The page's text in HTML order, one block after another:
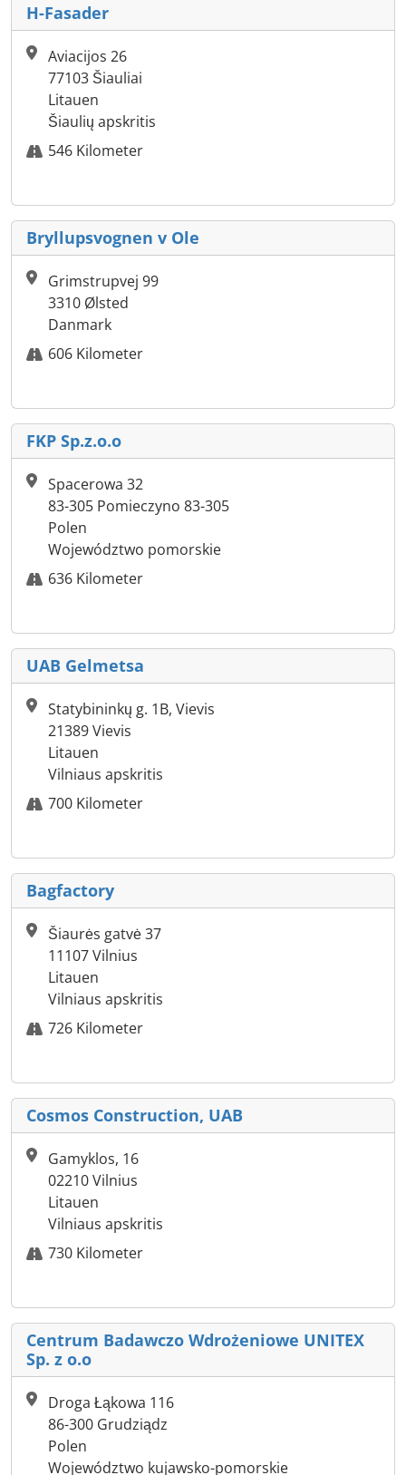
H-Fasader
Aviacijos 26
77103 Šiauliai
Litauen
Šiaulių apskritis
546 Kilometer
Bryllupsvognen v Ole
Grimstrupvej 99
3310 Ølsted
Danmark
606 Kilometer
FKP Sp.z.o.o
Spacerowa 32
83-305 Pomieczyno 83-305
Polen
Województwo pomorskie
636 Kilometer
UAB Gelmetsa
Statybininkų g. 1B, Vievis
21389 Vievis
Litauen
Vilniaus apskritis
700 Kilometer
Bagfactory
Šiaurės gatvė 37
11107 Vilnius
Litauen
Vilniaus apskritis
726 Kilometer
Cosmos Construction, UAB
Gamyklos, 16
02210 Vilnius
Litauen
Vilniaus apskritis
730 Kilometer
Centrum Badawczo Wdrożeniowe UNITEX
Sp. z o.o
Droga Łąkowa 116
86-300 Grudziądz
Polen
Województwo kujawsko-pomorskie